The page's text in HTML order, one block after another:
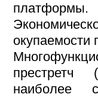
платформы.
окупаемости
престретч
наиболее